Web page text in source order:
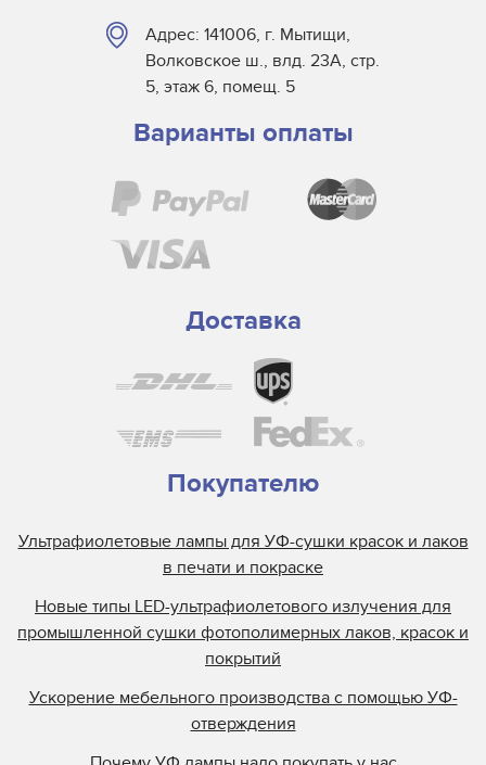
Специальные лампы для бытовых приборов
Медицинские лампы
Студийные лампы для сферы развлечений
Узкоспециализированные
Адрес: 141006, г. Мытищи,
Волковское ш., влд. 23А, стр.
5, этаж 6, помещ. 5
Варианты оплаты
Доставка
Покупателю
Ультрафиолетовые лампы для УФ-сушки красок и лаков
в печати и покраске
Новые типы LED-ультрафиолетового излучения для
промышленной сушки фотополимерных лаков, красок и
покрытий
Ускорение мебельного производства с помощью УФ-
отверждения